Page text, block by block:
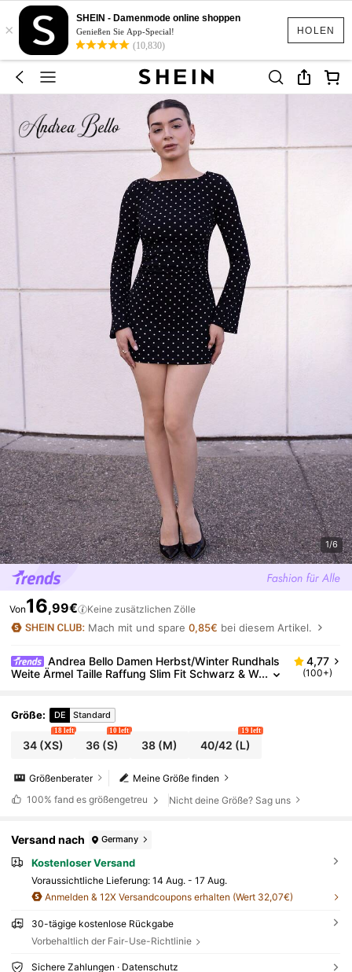
HOLEN
×
SHEIN - Damenmode online shoppen
Genießen Sie App-Special!
(10,830)
1/6
Von16,99€ Keine zusätzlichen Zölle
Mach mit und spare0,85€ bei diesem Artikel.
Andrea Bello Damen Herbst/Winter Rundhals
Weite Ärmel Taille Raffung Slim Fit Schwarz & W
4,77
(100+)
Größe: DE Standard
34(XS)
18 left
36 (S)
10 left
38(M) 40/42 (L)
19 left
Meine Größe finden
Größenberater
100% fand es größengetreu Nicht deine Größe? Sag uns
Versand nach Germany
Kostenloser Versand
Voraussichtliche Lieferung: 14 Aug. - 17 Aug.
Anmelden & 12X Versandcoupons erhalten (Wert 32,07€)
30-tägige kostenlose Rückgabe
Vorbehaltlich der Fair-Use-Richtlinie
Sichere Zahlungen · Datenschutz